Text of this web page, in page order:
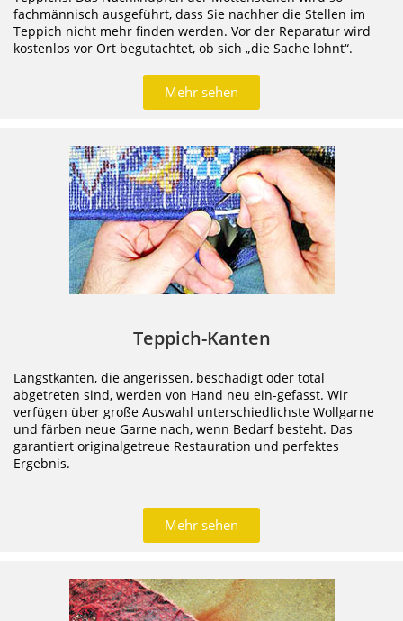
fachmännisch ausgeführt, dass Sie nachher die Stellen im
Teppich nicht mehr finden werden. Vor der Reparatur wird
kostenlos vor Ort begutachtet, ob sich „die Sache lohnt“.
Mehr sehen
Teppich-Kanten
Längstkanten, die angerissen, beschädigt oder total
abgetreten sind, werden von Hand neu ein-gefasst. Wir
verfügen über große Auswahl unterschiedlichste Wollgarne
und färben neue Garne nach, wenn Bedarf besteht. Das
garantiert originalgetreue Restauration und perfektes
Ergebnis.
Mehr sehen